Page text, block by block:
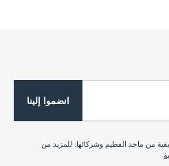
انضموا إلينا
من ماجد الفطيم وشركائها. للمزيد من